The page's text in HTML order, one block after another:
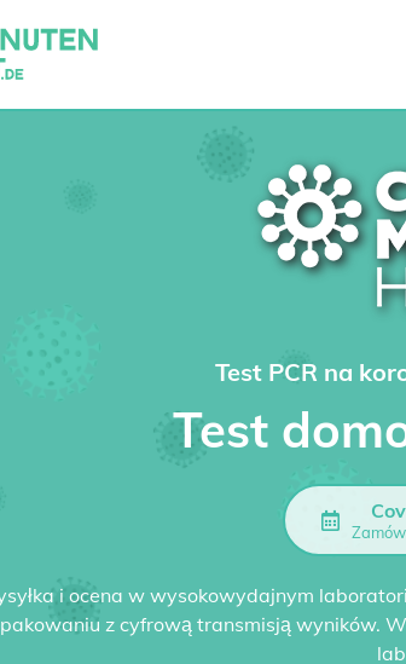
Test PCR na
Test
i ocena w wysokowydajnym
z cyfrową transmisją wyników.